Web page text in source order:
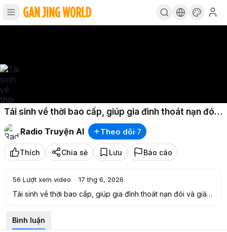
Tái sinh về thời bao cấp, giúp gia đình thoát nạn đói
và giàu có | Phần 40
Radio Truyện AI
Theo dõi·7
Thích Chia sẻ Lưu Báo cáo
56 Lượt xem video · 17 thg 6, 2026
Tái sinh về thời bao cấp, giúp gia đình thoát nạn đói và giàu
———-✨———-
VP Bank: 722777123 - PMH - Hãy ủng hộ Gấu Review bằng
Bình luận